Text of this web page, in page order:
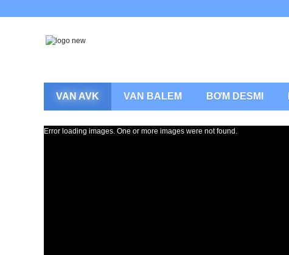
VAN AVK VAN BALEM BƠM DESMI
Error loading images. One or more images were not found.